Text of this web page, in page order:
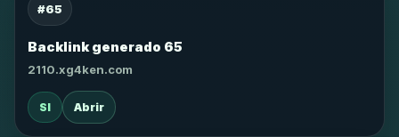
#65
Backlink generado 65
2110.xg4ken.com
SI Abrir